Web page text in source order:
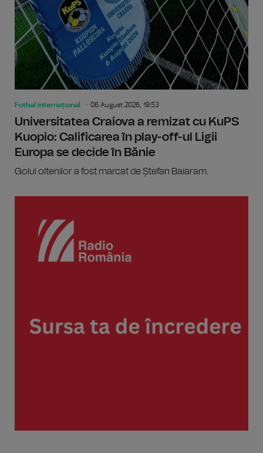
Fotbal internațional 06 August 2026, 19:53
Universitatea Craiova a remizat cu KuPS
Kuopio: Calificarea în play-off-ul Ligii
Europa se decide în Bănie
Golul oltenilor a fost marcat de Ștefan Baiaram.